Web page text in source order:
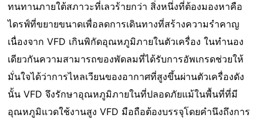
ทนทานภายใต้สภาวะที่เลวร้ายกว่า สิ่งหนึ่งที่ต้องมองหาคือ
ไดรฟ์ที่ขยายขนาดเพื่อลดการเดินทางที่สร้างความรําคาญ
เนื่องจาก VFD เกินพิกัดอุณหภูมิภายในตัวเครื่อง ในทํานอง
เดียวกันความสามารถของพัดลมที่ได้รับการอัพเกรดช่วยให้
มั่นใจได้ว่าการไหลเวียนของอากาศที่สูงขึ้นผ่านตัวเครื่องดัง
นั้น VFD จึงรักษาอุณหภูมิภายในที่ปลอดภัยแม้ในพื้นที่ที่มี
อุณหภูมิแวดใช้งานสูง VFD มือถือต้องบรรจุโดยคํานึงถึงการ